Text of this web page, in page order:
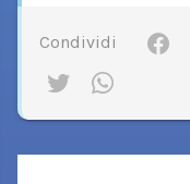
Condividi